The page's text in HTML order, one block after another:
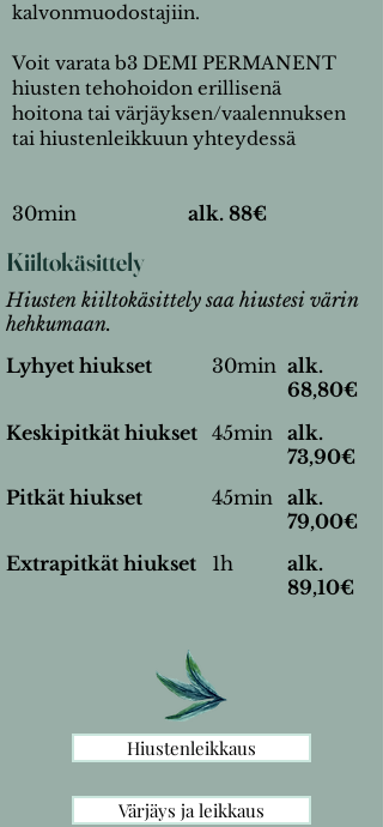
kalvonmuodostajiin.
Voit varata b3 DEMI PERMANENT
hiusten tehohoidon erillisenä
hoitona tai värjäyksen/vaalennuksen
tai hiustenleikkuun yhteydessä
30min alk. 88€
Kiiltokäsittely
Hiusten kiiltokäsittely saa hiustesi värin
hehkumaan.
Lyhyet hiukset
30min alk.
68,80€
Keskipitkät hiukset 45min alk.
73,90€
Pitkät hiukset
45min alk.
79,00€
Extrapitkät hiukset
1h
alk.
89,10€
Hiustenleikkaus
Värjäys ja leikkaus